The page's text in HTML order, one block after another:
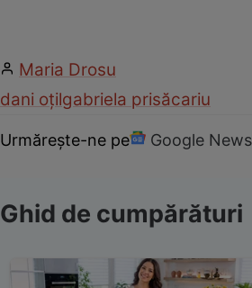
Maria Drosu
dani oțilgabriela prisăcariu
Urmărește-ne pe Google News
Ghid de cumpărături